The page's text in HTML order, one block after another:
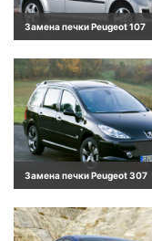
Замена печки Peugeot 107
Замена печки Peugeot 307